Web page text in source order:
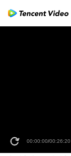
00:00:00/00:26:20